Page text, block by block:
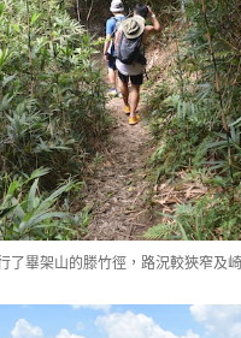
了畢架山的滕竹徑，路況較狹窄及